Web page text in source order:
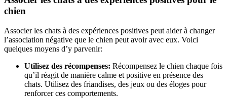
chien
Associer les chats à des expériences positives peut aider à changer
l’association négative que le chien peut avoir avec eux. Voici
quelques moyens d’y parvenir:
Utilisez des récompenses: Récompensez le chien chaque fois
qu’il réagit de manière calme et positive en présence des
chats. Utilisez des friandises, des jeux ou des éloges pour
renforcer ces comportements.